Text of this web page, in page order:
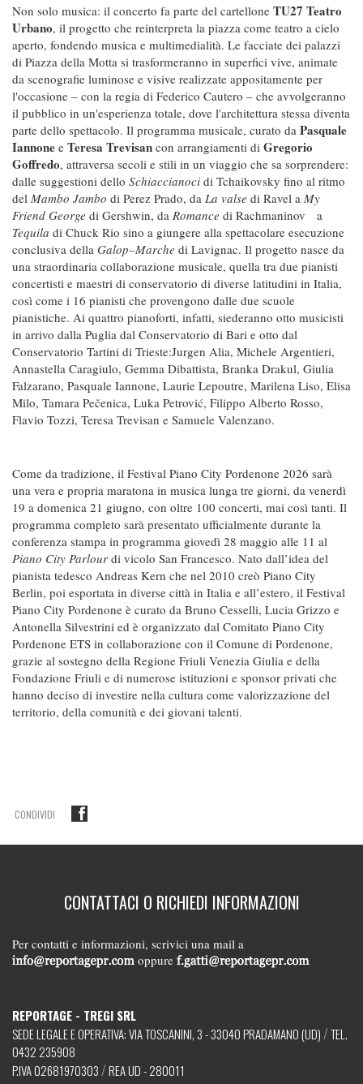
Non solo musica: il concerto fa parte del cartellone TU27 Teatro
Urbano, il progetto che reinterpreta la piazza come teatro a cielo
aperto, fondendo musica e multimedialità. Le facciate dei palazzi
di Piazza della Motta si trasformeranno in superfici vive, animate
da scenografie luminose e visive realizzate appositamente per
l'occasione – con la regia di Federico Cautero – che avvolgeranno
il pubblico in un'esperienza totale, dove l'architettura stessa diventa
parte dello spettacolo. Il programma musicale, curato da Pasquale
Iannone e Teresa Trevisan con arrangiamenti di Gregorio
Goffredo, attraversa secoli e stili in un viaggio che sa sorprendere:
dalle suggestioni dello Schiaccianoci di Tchaikovsky fino al ritmo
del Mambo Jambo di Perez Prado, da La valse di Ravel a My
Friend George di Gershwin, da Romance di Rachmaninov a
Tequila di Chuck Rio sino a giungere alla spettacolare esecuzione
conclusiva della Galop–Marche di Lavignac. Il progetto nasce da
una straordinaria collaborazione musicale, quella tra due pianisti
concertisti e maestri di conservatorio di diverse latitudini in Italia,
così come i 16 pianisti che provengono dalle due scuole
pianistiche. Ai quattro pianoforti, infatti, siederanno otto musicisti
in arrivo dalla Puglia dal Conservatorio di Bari e otto dal
Conservatorio Tartini di Trieste:Jurgen Alia, Michele Argentieri,
Annastella Caragiulo, Gemma Dibattista, Branka Drakul, Giulia
Falzarano, Pasquale Iannone, Laurie Lepoutre, Marilena Liso, Elisa
Milo, Tamara Pečenica, Luka Petrović, Filippo Alberto Rosso,
Flavio Tozzi, Teresa Trevisan e Samuele Valenzano.
Come da tradizione, il Festival Piano City Pordenone 2026 sarà
una vera e propria maratona in musica lunga tre giorni, da venerdì
19 a domenica 21 giugno, con oltre 100 concerti, mai così tanti. Il
programma completo sarà presentato ufficialmente durante la
conferenza stampa in programma giovedì 28 maggio alle 11 al
Piano City Parlour di vicolo San Francesco. Nato dall’idea del
pianista tedesco Andreas Kern che nel 2010 creò Piano City
Berlin, poi esportata in diverse città in Italia e all’estero, il Festival
Piano City Pordenone è curato da Bruno Cesselli, Lucia Grizzo e
Antonella Silvestrini ed è organizzato dal Comitato Piano City
Pordenone ETS in collaborazione con il Comune di Pordenone,
grazie al sostegno della Regione Friuli Venezia Giulia e della
Fondazione Friuli e di numerose istituzioni e sponsor privati che
hanno deciso di investire nella cultura come valorizzazione del
territorio, della comunità e dei giovani talenti.
CONDIVIDI
CONTATTACI O RICHIEDI INFORMAZIONI
Per contatti e informazioni, scrivici una mail a
oppure
REPORTAGE - TREGI SRL
SEDE LEGALE E OPERATIVA: VIA TOSCANINI, 3 - 33040 PRADAMANO (UD) /TEL.
0432 235908
P.IVA 02681970303 /REA UD - 280011